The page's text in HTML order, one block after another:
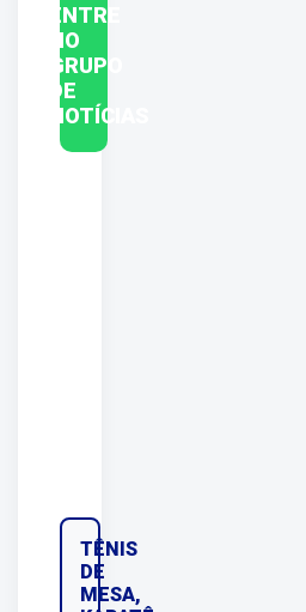
ENTRE
NO
GRUPO
DE
NOTÍCIAS
TÊNIS
DE
MESA,